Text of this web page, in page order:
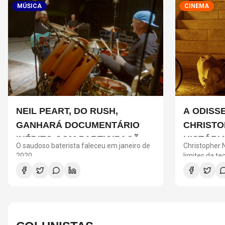
MÚSICA
NEIL PEART, DO RUSH,
GANHARÁ DOCUMENTÁRIO
INÉDITO COM PARTICIPAÇÃO
DE CHAD SMITH, STEWART
COPELAND E DANNY CAREY
O saudoso baterista faleceu em janeiro de
2020
CINEMA
A
FILME
E O
Christopher
limites da
diretor
Odisseia": o